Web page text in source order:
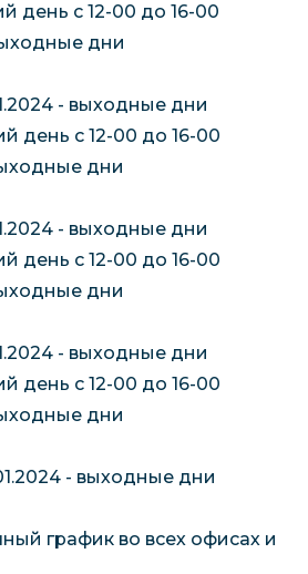
день с 12-00 до 16-00
дни
- выходные дни
день с 12-00 до 16-00
дни
- выходные дни
день с 12-00 до 16-00
дни
- выходные дни
день с 12-00 до 16-00
дни
- выходные дни
график во всех офисах и